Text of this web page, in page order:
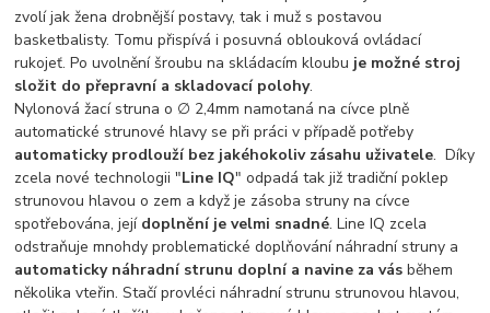
zvolí jak žena drobnější postavy, tak i muž s postavou
basketbalisty. Tomu přispívá i posuvná oblouková ovládací
rukojeť. Po uvolnění šroubu na skládacím kloubu je možné stroj
složit do přepravní a skladovací polohy.
Nylonová žací struna o ∅ 2,4mm namotaná na cívce plně
automatické strunové hlavy se při práci v případě potřeby
automaticky prodlouží bez jakéhokoliv zásahu uživatele. Díky
zcela nové technologii "Line IQ" odpadá tak již tradiční poklep
strunovou hlavou o zem a když je zásoba struny na cívce
spotřebována, její doplnění je velmi snadné. Line IQ zcela
odstraňuje mnohdy problematické doplňování náhradní struny a
automaticky náhradní strunu doplní a navine za vás během
několika vteřin. Stačí provléci náhradní strunu strunovou hlavou,